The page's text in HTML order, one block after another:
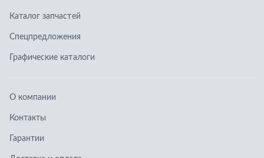
Доставка и оплата